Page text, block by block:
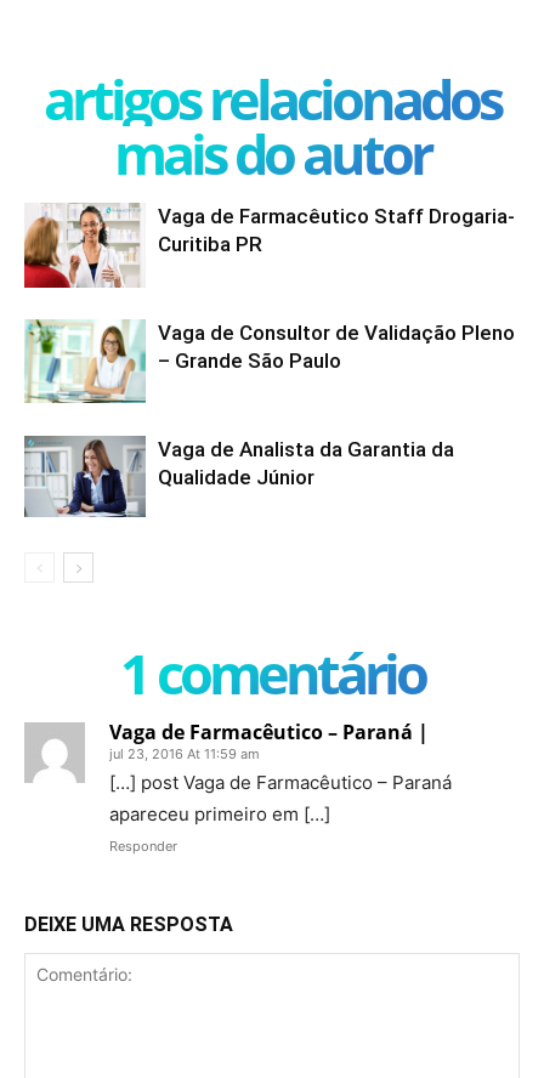
artigos relacionados
mais do autor
Vaga de Farmacêutico Staff Drogaria-
Curitiba PR
Vaga de Consultor de Validação Pleno
– Grande São Paulo
Vaga de Analista da Garantia da
Qualidade Júnior
1 comentário
Vaga de Farmacêutico – Paraná |
jul 23, 2016 At 11:59 am
[…] post Vaga de Farmacêutico – Paraná
apareceu primeiro em […]
Responder
DEIXE UMA RESPOSTA